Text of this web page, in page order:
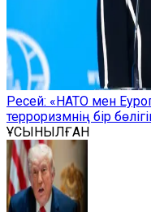
Ресей: «НАТО мен
терроризмнің бір
ҰСЫНЫЛҒАН